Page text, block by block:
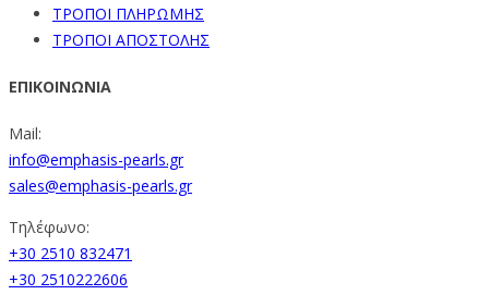
ΤΡΟΠΟΙ ΠΛΗΡΩΜΗΣ
ΤΡΟΠΟΙ ΑΠΟΣΤΟΛΗΣ
ΕΠΙΚΟΙΝΩΝΙΑ
Mail:
info@emphasis-pearls.gr
sales@emphasis-pearls.gr
Τηλέφωνο:
+30 2510 832471
+30 2510222606